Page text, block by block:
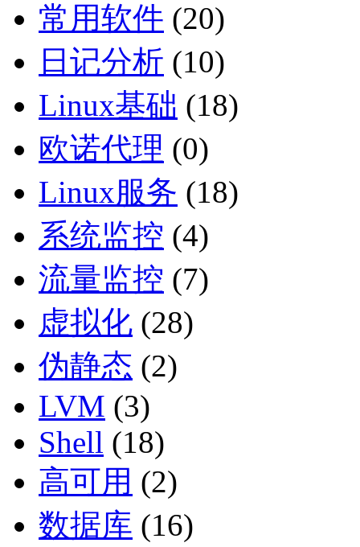
常用软件 (20)
日记分析 (10)
Linux基础 (18)
欧诺代理 (0)
Linux服务 (18)
系统监控 (4)
流量监控 (7)
虚拟化 (28)
伪静态 (2)
LVM (3)
Shell (18)
高可用 (2)
数据库 (16)